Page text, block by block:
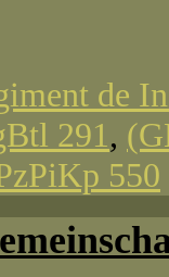
de
291 ,
550